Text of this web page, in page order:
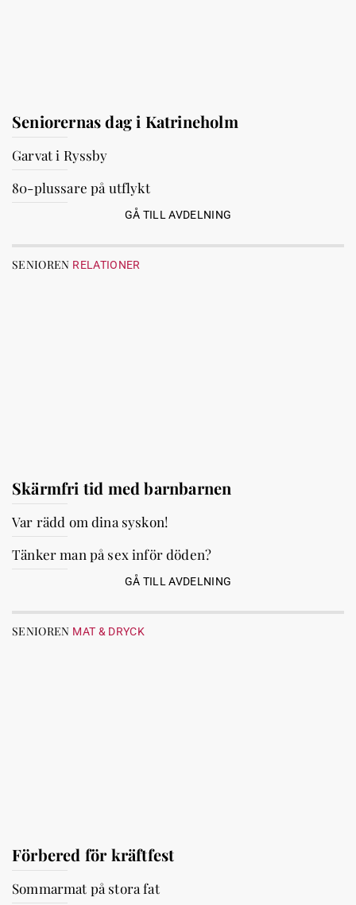
Seniorernas dag i Katrineholm
Garvat i Ryssby
80-plussare på utflykt
GÅ TILL AVDELNING
SENIOREN RELATIONER
Skärmfri tid med barnbarnen
Var rädd om dina syskon!
Tänker man på sex inför döden?
GÅ TILL AVDELNING
SENIOREN MAT & DRYCK
Förbered för kräftfest
Sommarmat på stora fat